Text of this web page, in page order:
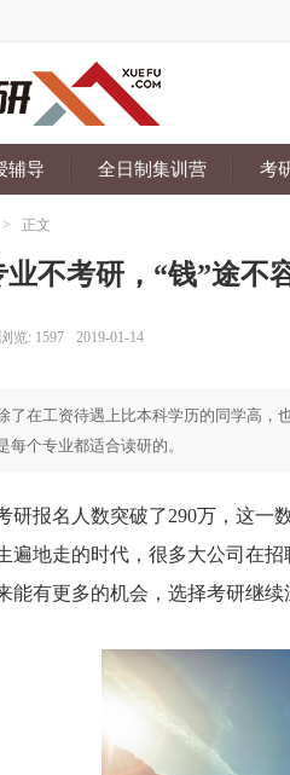
辅导 全日制集训营 考
> 正文
不考研，“钱”途不
浏览: 1597 2019-01-14
了在工资待遇上比本科学历的同学高，
每个专业都适合读研的。
报名人数突破了290万，这一数
遍地走的时代，很多大公司在
能有更多的机会，选择考研继续